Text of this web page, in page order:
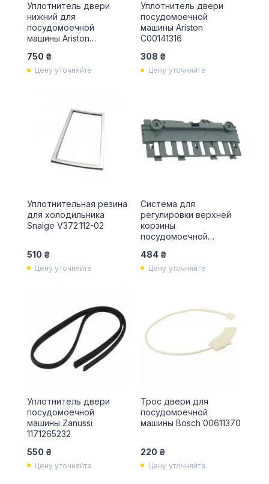
Уплотнитель двери
нижний для
посудомоечной
машины Ariston
750 ₴
Цену уточняйте
Уплотнитель двери
посудомоечной
машины Ariston
C00141316
308 ₴
Цену уточняйте
Уплотнительная резина
для холодильника
Snaige V372.112-02
510 ₴
Цену уточняйте
Система для
регулировки верхней
корзины
посудомоечной
1527359408
484 ₴
Цену уточняйте
Уплотнитель двери
посудомоечной
машины Zanussi
1171265232
550 ₴
Цену уточняйте
Трос двери для
посудомоечной
машины Bosch 00611370
220 ₴
Цену уточняйте